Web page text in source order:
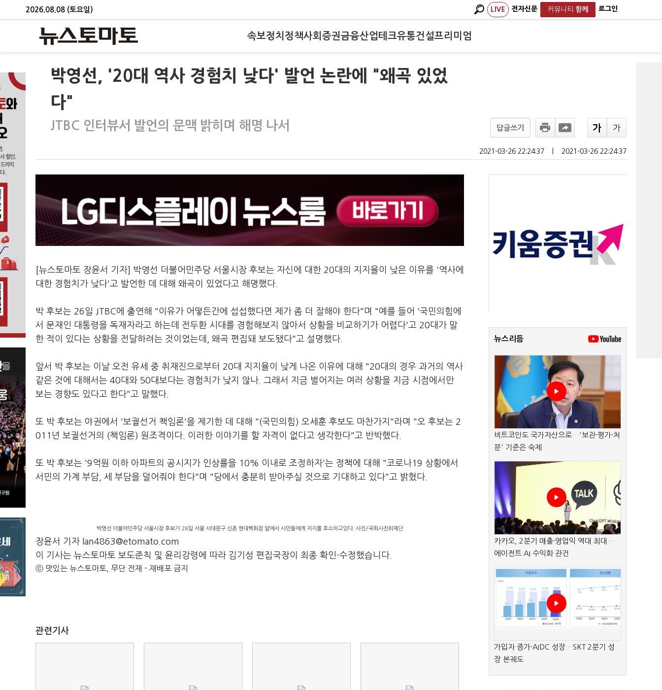
2026.08.08 (토요일) LIVE 전자신문 커뮤니티 함께 로그인
속보정치 정책사회 증권금융산업테크유통건설프리미엄
박영선, '20대 역사 경험치 낮다' 발언 논란에 "왜곡 있었
다"
JTBC 인터뷰서 발언의 문맥 밝히며 해명 나서 답글쓰기
2021-03-26 22:24:37 2021-03-26 22:24:37
[뉴스토마토 장윤서 기자] 박영선 더불어민주당 서울시장 후보는 자신에 대한 20대의 지지율이 낮은 이유를 '역사에
대한 경험치가 낮다'고 발언한 데 대해 왜곡이 있었다고 해명했다.
박 후보는 26일 JTBC에 출연해 "이유가 어떻든간에 섭섭했다면 제가 좀 더 잘해야 한다"며 "예를 들어 '국민의힘에
서 문재인 대통령을 독재자라고 하는데 전두환 시대를 경험해보지 않아서 상황을 비교하기가 어렵다'고 20대가 말
한 적이 있다는 상황을 전달하려는 것이었는데, 왜곡 편집돼 보도됐다"고 설명했다.
앞서 박 후보는 이날 오전 유세 중 취재진으로부터 20대 지지율이 낮게 나온 이유에 대해 "20대의 경우 과거의 역사
같은 것에 대해서는 40대와 50대보다는 경험치가 낮지 않나. 그래서 지금 벌어지는 여러 상황을 지금 시점에서만
보는 경향도 있다고 한다"고 말했다.
또 박 후보는 야권에서 '보궐선거 책임론'을 제기한 데 대해 "(국민의힘) 오세훈 후보도 마찬가지"라며 "오 후보는 2
011년 보궐선거의 (책임론) 원조격이다. 이러한 이야기를 할 자격이 없다고 생각한다"고 반박했다.
또 박 후보는 '9억원 이하 아파트의 공시지가 인상률을 10% 이내로 조정하자'는 정책에 대해 "코로나19 상황에서
서민의 가계 부담, 세 부담을 덜어줘야 한다"며 "당에서 충분히 받아주실 것으로 기대하고 있다"고 밝혔다.
박영선 더불어민주당 서울시장 후보가 26일 서울 서대문구 신촌 현대백화점 앞에서 시민들에게 지지를 호소하고있다. 사진/국회사진취재단
장윤서 기자 lan4863@etomato.com
이 기사는 뉴스토마토 보도준칙 및 윤리강령에 따라 김기성 편집국장이 최종 확인·수정했습니다.
ⓒ 맛있는 뉴스토마토, 무단 전재 - 재배포 금지
관련기사
뉴스리듬
비트코인도 국가자산으로…'보관·평가·처
분' 기준은 숙제
카카오, 2분기 매출·영업익 역대 최대…
에이전트 AI 수익화 관건
가입자 증가·AIDC 성장…SKT 2분기 성
장 본궤도